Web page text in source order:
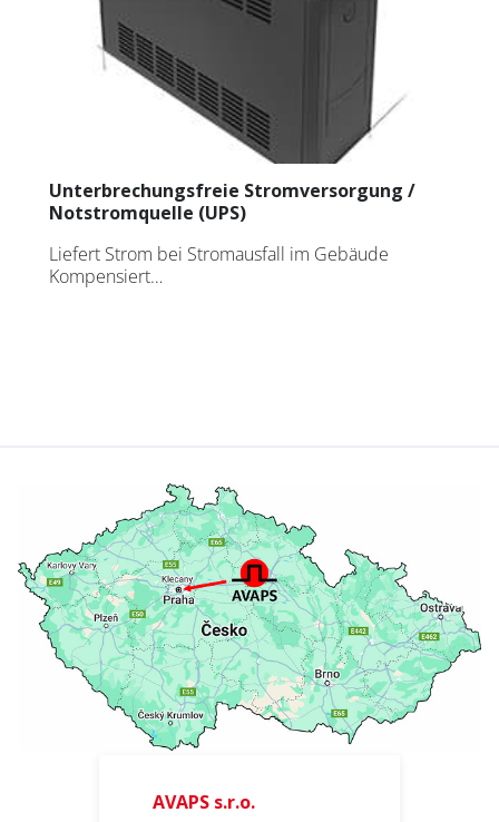
LACKIEREREI
Unterbrechungsfreie Stromversorgung /
Notstromquelle (UPS)
Liefert Strom bei Stromausfall im Gebäude
Kompensiert…
AVAPS s.r.o.
Gesellschaft
* Pflichtfeld